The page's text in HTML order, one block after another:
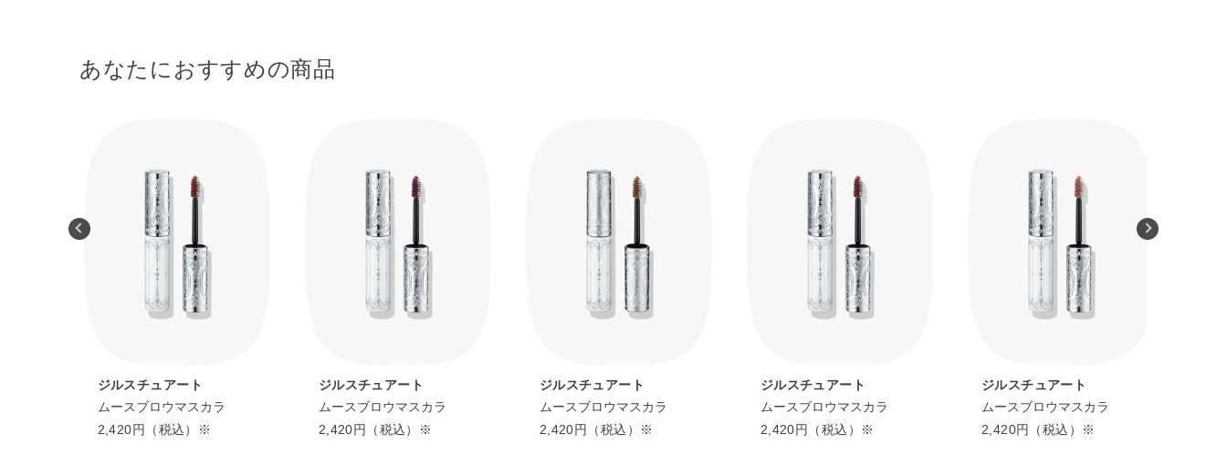
あなたにおすすめの商品
ジルスチュアート
ムースブロウマスカラ
2,420円（税込）※
ジルスチュアート
ムースブロウマスカラ
2,420円（税込）※
ジルスチュアート
ムースブロウマスカラ
2,420円（税込）※
ジルスチュアート
ムースブロウマスカラ
2,420円（税込）※
ジルスチュアート
ムースブロウマスカラ
2,420円（税込）※